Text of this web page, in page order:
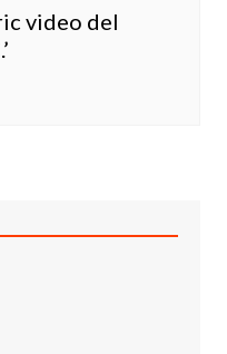
video del